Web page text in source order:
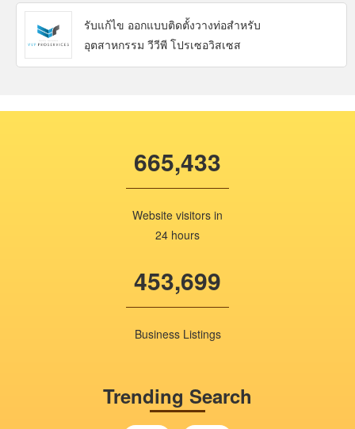
รับแก้ไข ออกแบบติดตั้งวางท่อสำหรับ
อุตสาหกรรม วีวีพี โปรเซอวิสเซส
665,433
Website visitors in
24 hours
453,699
Business Listings
Trending Search